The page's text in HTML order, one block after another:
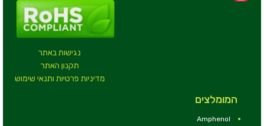
נגישות באתר
תקנון האתר
מדיניות פרטיות ותנאי שימוש
המומלצים
Amphenol